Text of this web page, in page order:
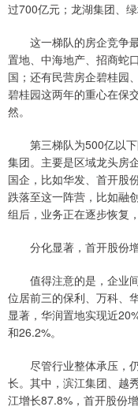
过700亿元；龙湖集团、
这一梯队的房企竞争最
置地、中海地产、招商蛇
国；还有民营房企碧桂园
碧桂园这两年的重心在保
然。
第三梯队为500亿以下
集团。主要是区域龙头房
国企，比如华发、首开股
跌落至这一阵营，比如融
组后，业务正在逐步恢复
分化显著，首开股份
值得注意的是，企业间
位居前三的保利、万科、
显著，华润置地实现近
和26.2%。
尽管行业整体承压，仍
长。其中，滨江集团、越
江增长87.8%，首开股份